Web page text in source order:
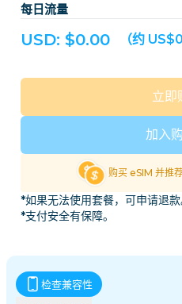
每日流量
USD: $0.00 （约
加入
立即
购买 eSIM 并推
*如果无法使用套餐，可申请退款
*支付安全有保障。
检查兼容性